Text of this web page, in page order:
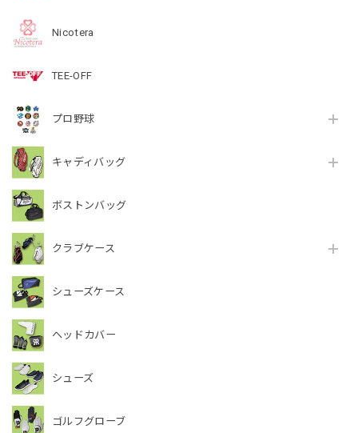
Nicotera
TEE-OFF
プロ野球
キャディバッグ
ボストンバッグ
クラブケース
シューズケース
ヘッドカバー
シューズ
ゴルフグローブ